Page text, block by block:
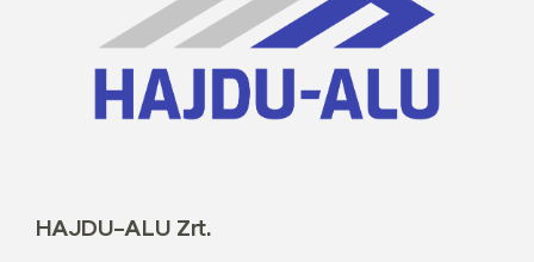
HAJDU-ALU Zrt.